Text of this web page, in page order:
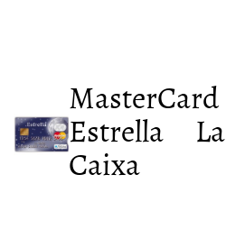
MasterCard
Estrella La
Caixa